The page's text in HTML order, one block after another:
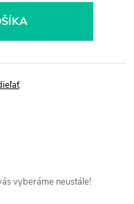
vyberáme neustále!